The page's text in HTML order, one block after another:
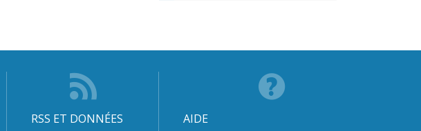
RSS ET DONNÉES AIDE